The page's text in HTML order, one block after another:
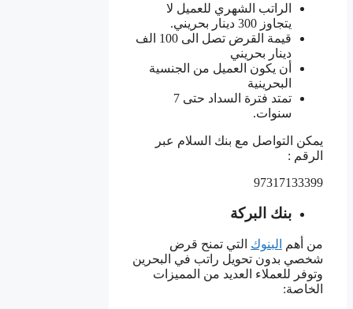
الراتب الشهري للعميل لا
يتجاوز 300 دينار بحريني.
قيمة القرض تصل الى 100 الف
دينار بحريني
أن يكون العميل من الجنسية
البحرينية
تمتد فترة السداد حتى 7
سنوات.
يمكن التواصل مع بنك السلام عبر
الرقم :
97317133399
بنك البركة
من أهم البنوك التي تمنح قرض
شخصي بدون تحويل راتب في البحرين
وتوفر للعملاء العديد من المميزات
الخاصة: